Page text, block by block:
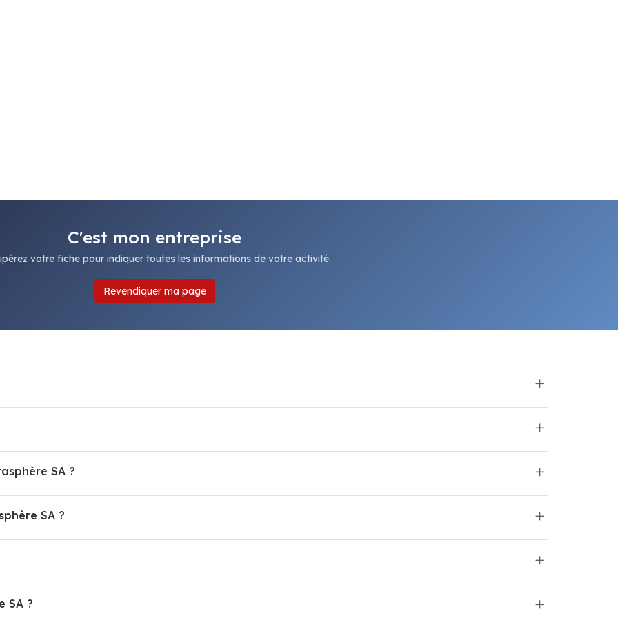
C'est mon entreprise
votre fiche pour indiquer toutes les informations de votre activité.
Revendiquer ma page
SA ?
SA ?
SA ?